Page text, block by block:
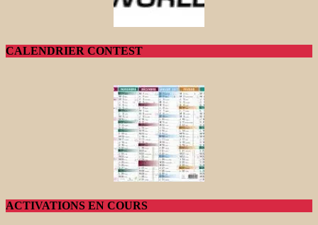
CALENDRIER CONTEST
ACTIVATIONS EN COURS